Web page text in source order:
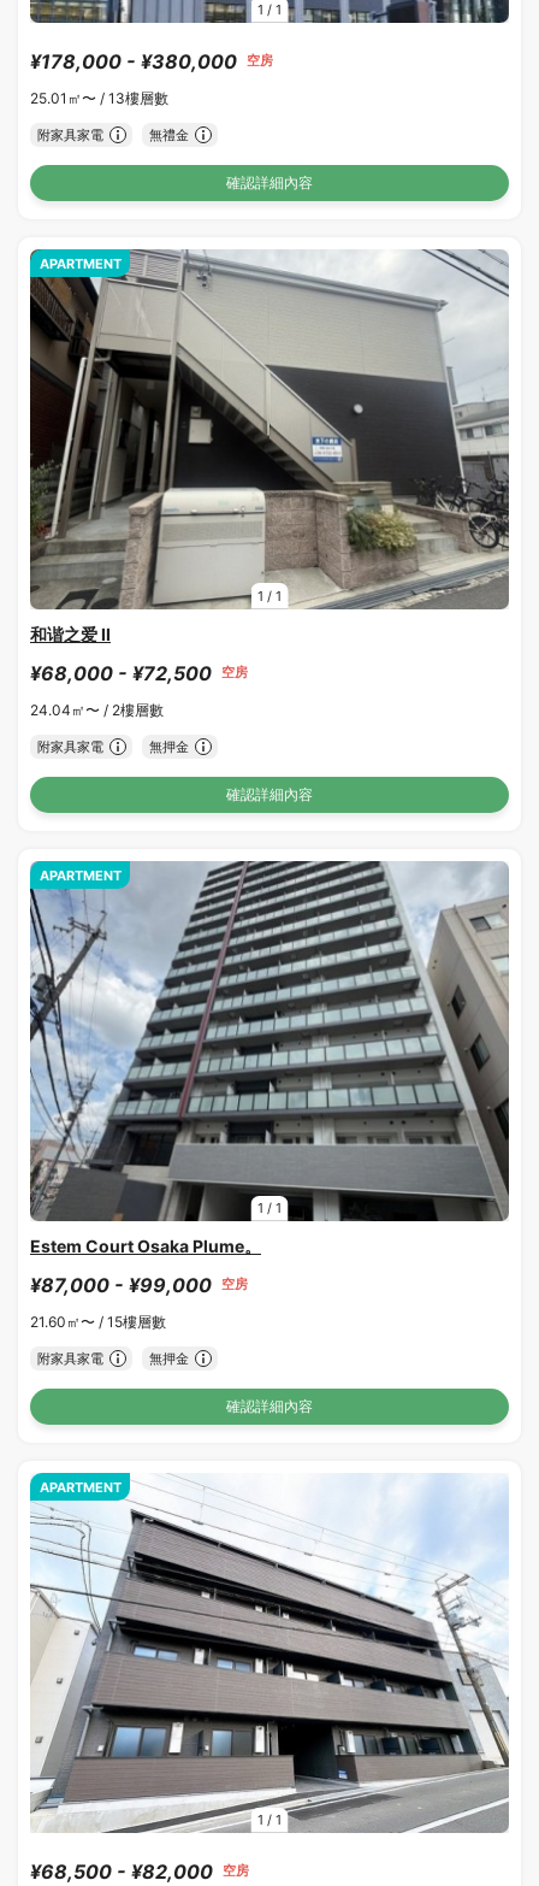
1 / 1
¥178,000 - ¥380,000 空房
25.01㎡〜 / 13樓層數
附家具家電 無禮金
確認詳細內容
1 / 1
APARTMENT
和谐之爱 II
¥68,000 - ¥72,500 空房
24.04㎡〜 / 2樓層數
附家具家電 無押金
確認詳細內容
1 / 1
APARTMENT
Estem Court Osaka Plume。
¥87,000 - ¥99,000 空房
21.60㎡〜 / 15樓層數
附家具家電 無押金
確認詳細內容
1 / 1
APARTMENT
¥68,500 - ¥82,000 空房